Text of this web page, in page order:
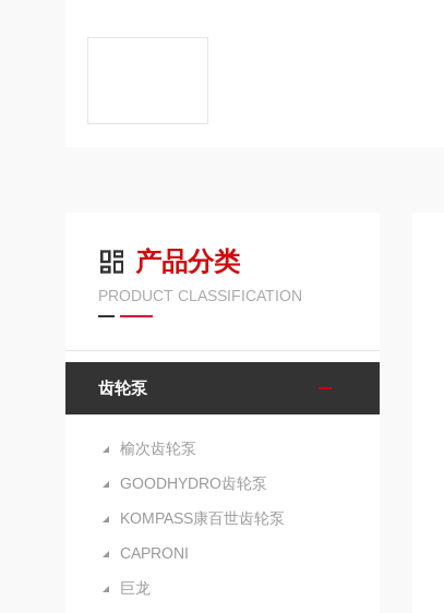
产品分类
PRODUCT CLASSIFICATION
齿轮泵
榆次齿轮泵
GOODHYDRO齿轮泵
KOMPASS康百世齿轮泵
CAPRONI
巨龙